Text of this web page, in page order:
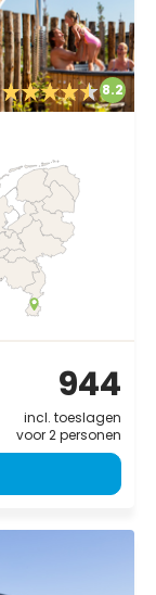
8.2
944
incl. toeslagen
voor 2 personen